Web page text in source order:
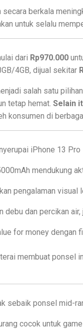
berkala
untuk selalu
dari Rp970.000
4GB, dijual sekitar
salah satu
tetap hemat. Selain
konsumen di
iPhone 13
mendukung
pengalaman visual
debu dan percikan
for money dengan
membuat ponsel
sebaik ponsel mid-
cocok untuk